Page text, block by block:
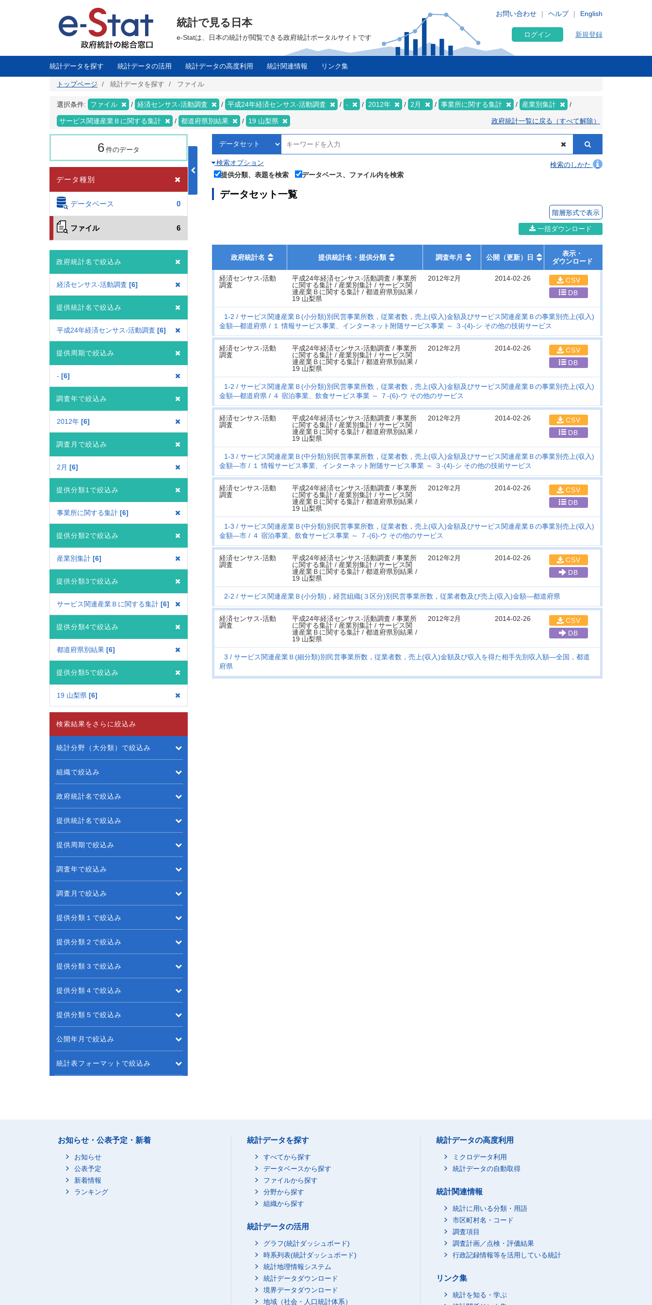
に
English
お問い合わせ ヘルプ
統計で見る日本
e-Statは、日本の統計が閲覧できる政府統計ポータルサイトです ログイン 新規登録
統計データを探す 統計データの活用 統計データの高度利用 統計関連情報 リンク集
トップページ 統計データを探す ファイル
選択条件: ファイル 経済センサス‐活動調査 平成24年経済センサス‐活動調査 - 2012年 2月 事業所に関する集計 産業別集計
サービス関連産業Ｂに関する集計 都道府県別結果 19 山梨県 政府統計一覧に戻る（すべて解除）
6件のデータ
データ種別
データベース 0
ファイル 6
政府統計名で絞込み
経済センサス‐活動調査 6
提供統計名で絞込み
平成24年経済センサス‐活動調査 6
提供周期で絞込み
- 6
調査年で絞込み
2012年 6
調査月で絞込み
2月 6
提供分類1で絞込み
事業所に関する集計 6
提供分類2で絞込み
産業別集計 6
提供分類3で絞込み
サービス関連産業Ｂに関する集計 6
提供分類4で絞込み
都道府県別結果 6
提供分類5で絞込み
19 山梨県 6
検索オプション
検索のしかた
提供分類、表題を検索
データベース、ファイル内を検索
データセット一覧
階層形式で表示
一括ダウンロード
政府統計名 提供統計名・提供分類 調査年月 公開（更新）日
表示・
ダウンロード
経済センサス‐活動
調査
平成24年経済センサス‐活動調査 / 事業所
に関する集計 / 産業別集計 / サービス関
連産業Ｂに関する集計 / 都道府県別結果 /
19 山梨県
2012年2月 2014-02-26
CSV
DB
1-2
サービス関連産業Ｂ(小分類)別民営事業所数，従業者数，売上(収入)金額及びサービス関連産業Ｂの事業別売上(収入)
金額―都道府県
１ 情報サービス事業、インターネット附随サービス事業 ～ ３-(4)-シ その他の技術サービス
経済センサス‐活動
調査
平成24年経済センサス‐活動調査 / 事業所
に関する集計 / 産業別集計 / サービス関
連産業Ｂに関する集計 / 都道府県別結果 /
19 山梨県
2012年2月 2014-02-26
CSV
DB
1-2
サービス関連産業Ｂ(小分類)別民営事業所数，従業者数，売上(収入)金額及びサービス関連産業Ｂの事業別売上(収入)
金額―都道府県
４ 宿泊事業、飲食サービス事業 ～ ７-(6)-ウ その他のサービス
経済センサス‐活動
調査
平成24年経済センサス‐活動調査 / 事業所
に関する集計 / 産業別集計 / サービス関
連産業Ｂに関する集計 / 都道府県別結果 /
19 山梨県
2012年2月 2014-02-26
CSV
DB
1-3
サービス関連産業Ｂ(中分類)別民営事業所数，従業者数，売上(収入)金額及びサービス関連産業Ｂの事業別売上(収入)
金額―市
１ 情報サービス事業、インターネット附随サービス事業 ～ ３-(4)-シ その他の技術サービス
経済センサス‐活動
調査
平成24年経済センサス‐活動調査 / 事業所
に関する集計 / 産業別集計 / サービス関
連産業Ｂに関する集計 / 都道府県別結果 /
19 山梨県
2012年2月 2014-02-26
CSV
DB
1-3
サービス関連産業Ｂ(中分類)別民営事業所数，従業者数，売上(収入)金額及びサービス関連産業Ｂの事業別売上(収入)
金額―市
４ 宿泊事業、飲食サービス事業 ～ ７-(6)-ウ その他のサービス
経済センサス‐活動
調査
平成24年経済センサス‐活動調査 / 事業所
に関する集計 / 産業別集計 / サービス関
連産業Ｂに関する集計 / 都道府県別結果 /
19 山梨県
2012年2月 2014-02-26
CSV
DB
2-2 サービス関連産業Ｂ(小分類)，経営組織(３区分)別民営事業所数，従業者数及び売上(収入)金額―都道府県
経済センサス‐活動
調査
平成24年経済センサス‐活動調査 / 事業所
に関する集計 / 産業別集計 / サービス関
連産業Ｂに関する集計 / 都道府県別結果 /
19 山梨県
2012年2月 2014-02-26
CSV
DB
3
サービス関連産業Ｂ(細分類)別民営事業所数，従業者数，売上(収入)金額及び収入を得た相手先別収入額―全国，都道
府県
検索結果をさらに絞込み
統計分野（大分類）で絞込み
組織で絞込み
政府統計名で絞込み
提供統計名で絞込み
提供周期で絞込み
調査年で絞込み
調査月で絞込み
提供分類１で絞込み
提供分類２で絞込み
提供分類３で絞込み
提供分類４で絞込み
提供分類５で絞込み
公開年月で絞込み
統計表フォーマットで絞込み
お知らせ・公表予定・新着
お知らせ
公表予定
新着情報
ランキング
統計データを探す
すべてから探す
データベースから探す
ファイルから探す
分野から探す
組織から探す
統計データの活用
グラフ(統計ダッシュボード)
時系列表(統計ダッシュボード)
統計地理情報システム
統計データダウンロード
境界データダウンロード
地域（社会・人口統計体系）
統計データの高度利用
ミクロデータ利用
統計データの自動取得
統計関連情報
統計に用いる分類・用語
市区町村名・コード
調査項目
調査計画／点検・評価結果
行政記録情報等を活用している統計
リンク集
統計を知る・学ぶ